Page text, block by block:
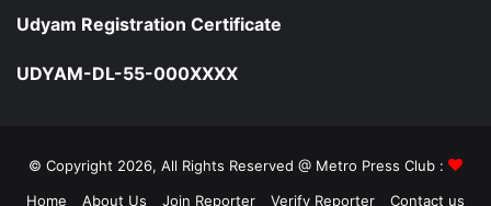
Udyam Registration Certificate
UDYAM-DL-55-000XXXX
© Copyright 2026, All Rights Reserved @ Metro Press Club :
Home
About Us Join Reporter Verify Reporter Contact us